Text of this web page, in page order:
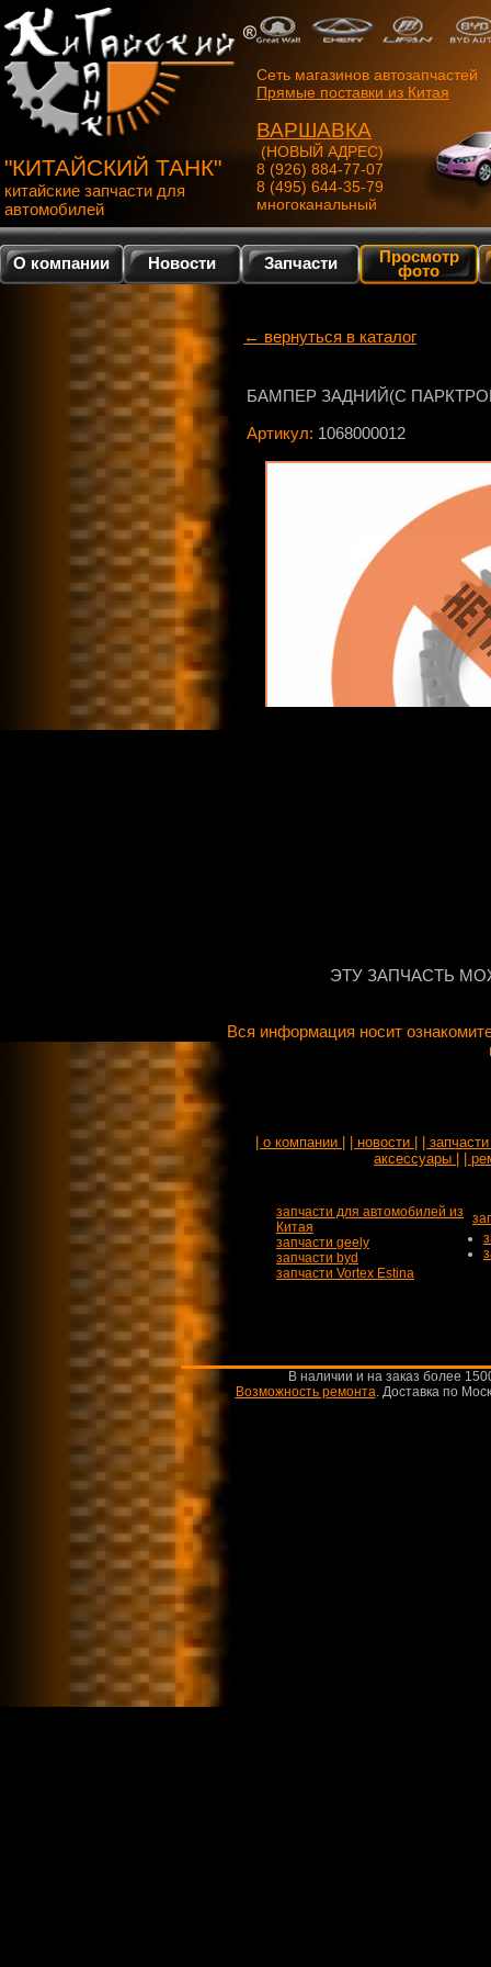
"КИТАЙСКИЙ ТАНК"
китайские запчасти для
автомобилей
Сеть магазинов автозапчастей
Прямые поставки из Китая
ВАРШАВКА
(НОВЫЙ АДРЕС)
8 (926) 884-77-07
8 (495) 644-35-79
многоканальный
О компании Новости Запчасти Просмотр
фото
← вернуться в каталог
БАМПЕР ЗАДНИЙ(С
Артикул: 1068000012
ЭТУ ЗАПЧАСТЬ
Вся информация носит
| о компании | | новости |
|
аксессуары |
|
запчасти для автомобилей из
Китая
запчасти geely
запчасти byd
запчасти Vortex Estina
В наличии и на заказ более
Возможность ремонта.Доставка по